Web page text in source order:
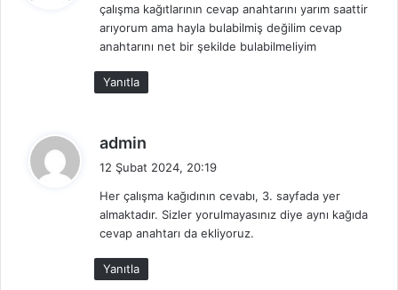
i
k
i
çalışma kağıtlarının cevap anahtarını yarım saattir
arıyorum ama hayla bulabilmiş değilim cevap
anahtarını net bir şekilde bulabilmeliyim
Yanıtla
admin
i
k
i
:
12 Şubat 2024, 20:19
Her çalışma kağıdının cevabı, 3. sayfada yer
almaktadır. Sizler yorulmayasınız diye aynı kağıda
cevap anahtarı da ekliyoruz.
Yanıtla